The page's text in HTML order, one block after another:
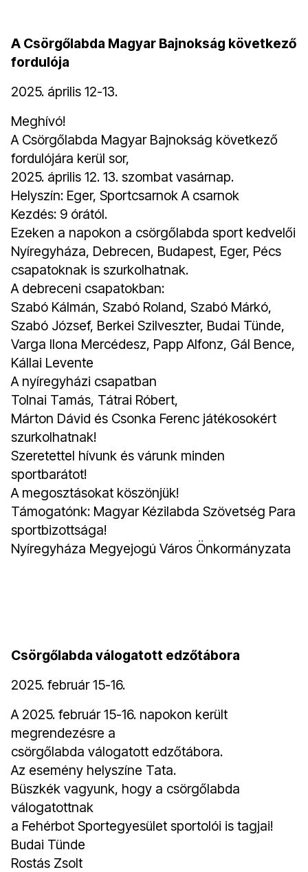
A Csörgőlabda Magyar Bajnokság következő
fordulója
2025. április 12-13.
Meghívó!
A Csörgőlabda Magyar Bajnokság következő
fordulójára kerül sor,
2025. április 12. 13. szombat vasárnap.
Helyszín: Eger, Sportcsarnok A csarnok
Kezdés: 9 órától.
Ezeken a napokon a csörgőlabda sport kedvelői
Nyíregyháza, Debrecen, Budapest, Eger, Pécs
csapatoknak is szurkolhatnak.
A debreceni csapatokban:
Szabó Kálmán, Szabó Roland, Szabó Márkó,
Szabó József, Berkei Szilveszter, Budai Tünde,
Varga Ilona Mercédesz, Papp Alfonz, Gál Bence,
Kállai Levente
A nyíregyházi csapatban
Tolnai Tamás, Tátrai Róbert,
Márton Dávid és Csonka Ferenc játékosokért
szurkolhatnak!
Szeretettel hívunk és várunk minden
sportbarátot!
A megosztásokat köszönjük!
Támogatónk: Magyar Kézilabda Szövetség Para
sportbizottsága!
Nyíregyháza Megyejogú Város Önkormányzata
Csörgőlabda válogatott edzőtábora
2025. február 15-16.
A 2025. február 15-16. napokon került
megrendezésre a
csörgőlabda válogatott edzőtábora.
Az esemény helyszíne Tata.
Büszkék vagyunk, hogy a csörgőlabda
válogatottnak
a Fehérbot Sportegyesület sportolói is tagjai!
Budai Tünde
Rostás Zsolt